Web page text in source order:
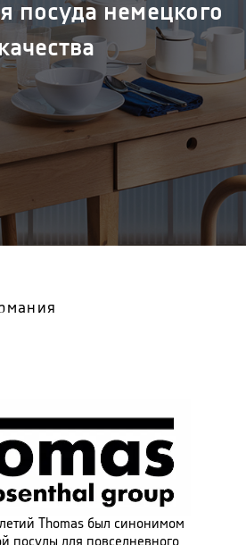
посуда немецкого
Thomas был синонимом
посуды для повседневного